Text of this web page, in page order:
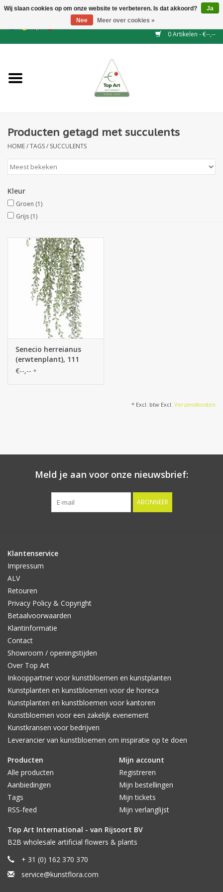
EUR/GBP/CHF
0 Artikelen - €--,--
NIEUW
Binderij
Kunstbloemen
Kunstplanten
Blad - en Bessentakken
Kunstfruit
Home deco
Kunstkransen
Producten getagd met succulents
HOME/TAGS/ SUCCULENTS
Kleur
Groen (1)
Grijs (1)
Senecio herreianus
(erwtenplant), 111
blaadjes, full plastic,
€--,-- *
* Excl. btw Excl. Verzendkosten
Meld je aan voor onze nieuwsbrief:
ABONNEER
Klantenservice
Impressum
ALV
Retouren
Privacy Policy & Copyright
Betaalvoorwaarden
Klantinformatie
Contact
Showroom / openingstijden
Over Top Art
Inkooppartner voor kunstbloemen en kunstplanten
Kunstplanten en kunstbloemen voor de horeca
Kunstplanten en kunstbloemen voor kantoren
Kunstbloemen voor een zakelijk evenement
Kunstkransen voor bedrijven
Leverancier van kunstbloemen om inspiratie op te doen
Producten
Alle producten
Aanbiedingen
Tags
RSS-feed
Mijn account
Registreren
Mijn bestellingen
Mijn tickets
Mijn verlanglijst
Top Art International - van Rijsoort BV
B2B wholesale artificial flowers & plants
+ 31 (0) 162 370 370
service@kunstflora.com
Wij slaan cookies op om onze website te verbeteren. Is dat akkoord?
Ja
Nee
Meer over cookies »